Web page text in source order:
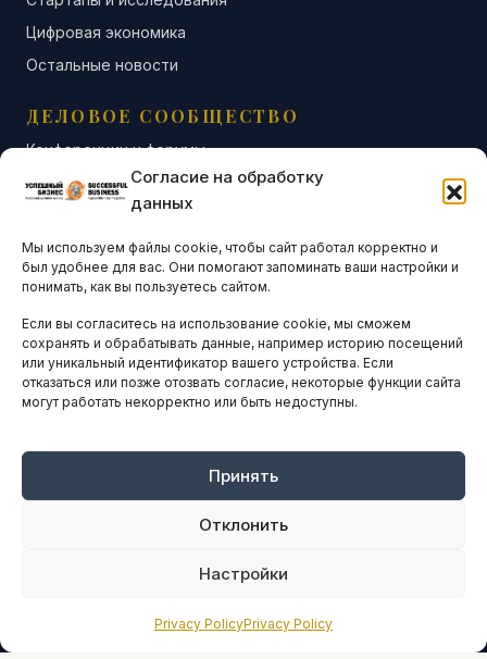
Согласие на обработку
данных
Мы используем файлы cookie, чтобы сайт работал корректно и
был удобнее для вас. Они помогают запоминать ваши настройки и
понимать, как вы пользуетесь сайтом.
Если вы согласитесь на использование cookie, мы сможем
сохранять и обрабатывать данные, например историю посещений
или уникальный идентификатор вашего устройства. Если
отказаться или позже отозвать согласие, некоторые функции сайта
могут работать некорректно или быть недоступны.
Принять
Отклонить
Настройки
Privacy PolicyPrivacy Policy
Цифровая экономика
Остальные новости
ДЕЛОВОЕ СООБЩЕСТВО
Конференции и форумы
Бизнес-клубы и ассоциации
Остальные новости
АНАЛИТИКА И СТАТИСТИКА
ARTICLES IN ENGLISH
НАВИГАЦИЯ
Оплата онлайн